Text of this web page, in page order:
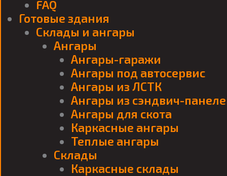
FAQ
Готовые здания
Склады и ангары
Ангары
Ангары-гаражи
Ангары под автосервис
Ангары из ЛСТК
Ангары из сэндвич-
Ангары для скота
Каркасные ангары
Теплые ангары
Склады
Каркасные склады